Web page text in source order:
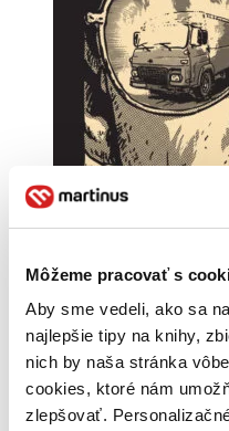
Môžeme pracovať s
Aby sme vedeli, ako sa
najlepšie tipy na knihy,
nich by naša stránka
cookies, ktoré nám
zlepšovať.